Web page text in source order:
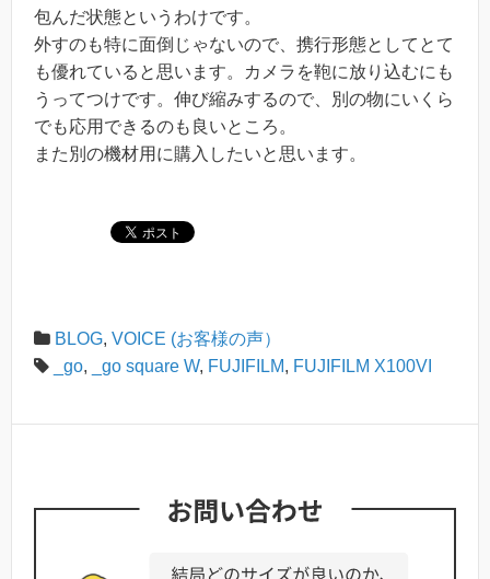
包んだ状態というわけです。
外すのも特に面倒じゃないので、携行形態としてとて
も優れていると思います。カメラを鞄に放り込むにも
うってつけです。伸び縮みするので、別の物にいくら
でも応用できるのも良いところ。
また別の機材用に購入したいと思います。
BLOG, VOICE (お客様の声）
_go, _go square W, FUJIFILM, FUJIFILM X100VI